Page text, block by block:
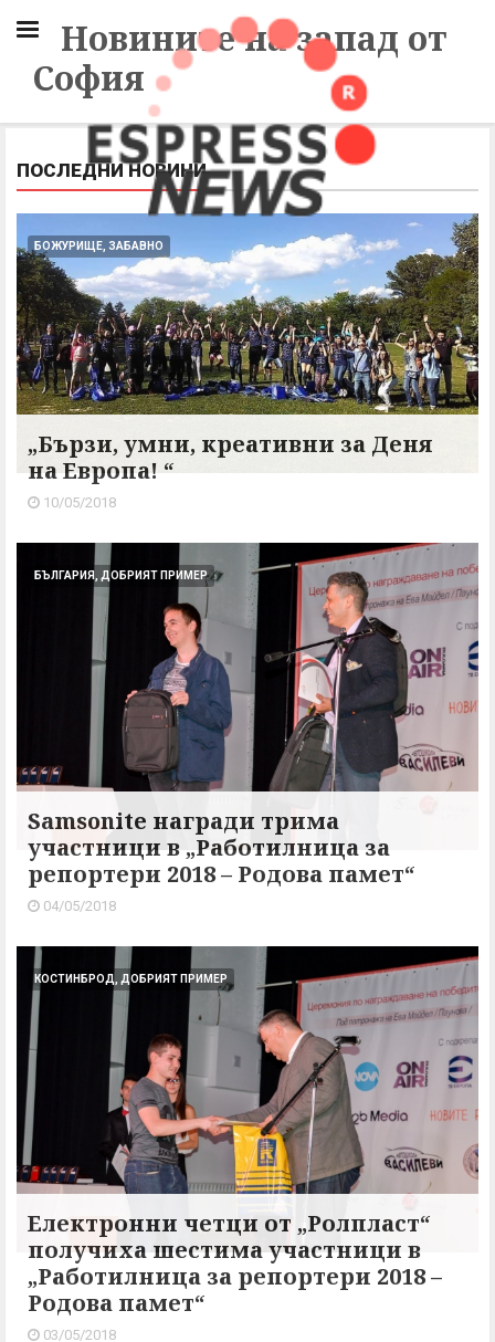
Новините на запад от
София
ПОСЛЕДНИ НОВИНИ
БОЖУРИЩЕ, ЗАБАВНО
„Бързи, умни, креативни за Деня
на Европа! “
10/05/2018
БЪЛГАРИЯ, ДОБРИЯТ ПРИМЕР
Samsonite награди трима
участници в „Работилница за
репортери 2018 – Родова памет“
04/05/2018
КОСТИНБРОД, ДОБРИЯТ ПРИМЕР
Електронни четци от „Ролпласт“
получиха шестима участници в
„Работилница за репортери 2018 –
Родова памет“
03/05/2018